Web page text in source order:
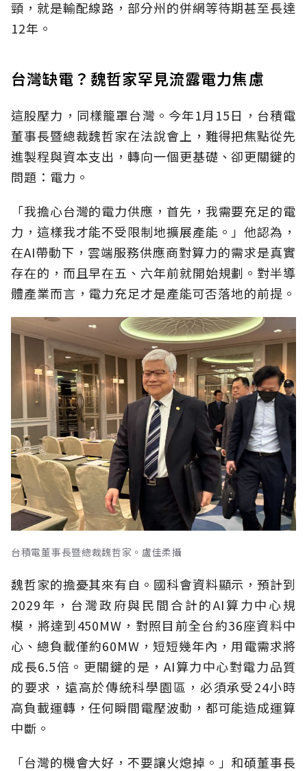
頸，就是輸配線路，部分州的併網等待期甚至長達
12年。
台灣缺電？魏哲家罕見流露電力焦慮
這股壓力，同樣籠罩台灣。今年1月15日，台積電
董事長暨總裁魏哲家在法說會上，難得把焦點從先
進製程與資本支出，轉向一個更基礎、卻更關鍵的
問題：電力。
「我擔心台灣的電力供應，首先，我需要充足的電
力，這樣我才能不受限制地擴展產能。」他認為，
在AI帶動下，雲端服務供應商對算力的需求是真實
存在的，而且早在五、六年前就開始規劃。對半導
體產業而言，電力充足才是產能可否落地的前提。
台積電董事長暨總裁魏哲家。盧佳柔攝
魏哲家的擔憂其來有自。國科會資料顯示，預計到
2029年，台灣政府與民間合計的AI算力中心規
模，將達到450MW，對照目前全台約36座資料中
心、總負載僅約60MW，短短幾年內，用電需求將
成長6.5倍。更關鍵的是，AI算力中心對電力品質
的要求，遠高於傳統科學園區，必須承受24小時
高負載運轉，任何瞬間電壓波動，都可能造成運算
中斷。
「台灣的機會大好，不要讓火熄掉。」和碩董事長